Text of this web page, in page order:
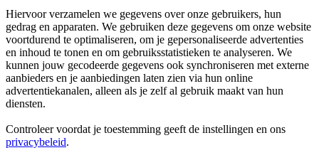
Hiervoor verzamelen we gegevens over onze gebruikers, hun
gedrag en apparaten. We gebruiken deze gegevens om onze website
voortdurend te optimaliseren, om je gepersonaliseerde advertenties
en inhoud te tonen en om gebruiksstatistieken te analyseren. We
kunnen jouw gecodeerde gegevens ook synchroniseren met externe
aanbieders en je aanbiedingen laten zien via hun online
advertentiekanalen, alleen als je zelf al gebruik maakt van hun
diensten.
Controleer voordat je toestemming geeft de instellingen en ons
privacybeleid.